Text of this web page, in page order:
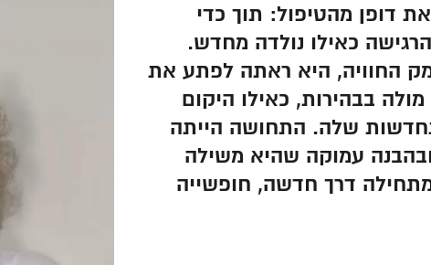
דופן מהטיפול: תוך כדי
כאילו נולדה מחדש.
החוויה, היא ראתה לפתע את
בבהירות, כאילו היקום
שלה. התחושה הייתה
עמוקה שהיא משילה
דרך חדשה, חופשייה